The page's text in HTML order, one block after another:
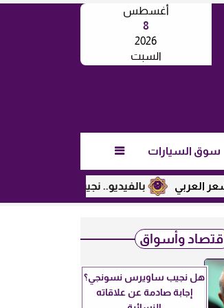
أغسطس
8
2026
السبت
سوق السيارات 
بالفيديو.. نجيب ساويرس يكشف عن رأيه في
اقتصاد وأسواق
هل نجيب ساويرس نسونجي؟
إجابة صادمة عن علاقاته